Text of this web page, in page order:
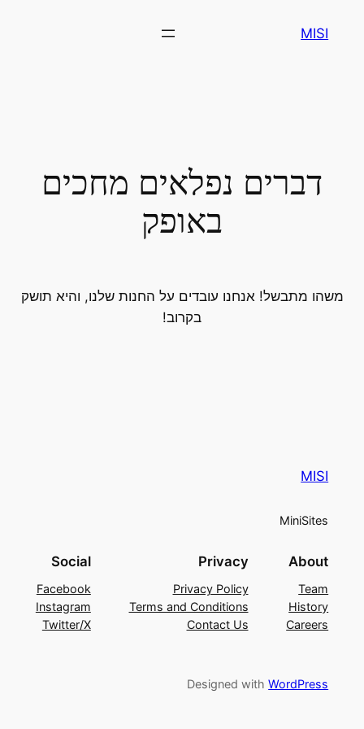
MISI
דברים נפלאים מחכים
באופק
משהו מתבשל! אנחנו עובדים על החנות שלנו, והיא תושק
בקרוב!
MISI
MiniSites
About
Team
History
Careers
Privacy
Privacy Policy
Terms and Conditions
Contact Us
Social
Facebook
Instagram
Twitter/X
Designed withWordPress